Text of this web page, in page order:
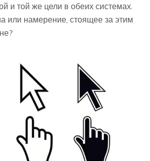
и той же цели в обеих системах.
или намерение, стоящее за этим